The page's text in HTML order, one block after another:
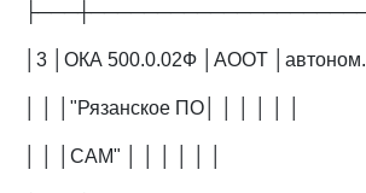
│3 │ОКА 500.0.02Ф │АООТ │автоном.
│ │ │"Рязанское ПО│ │ │ │ │ │
│ │ │САМ" │ │ │ │ │ │